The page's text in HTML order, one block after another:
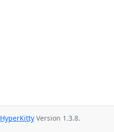
HyperKittyVersion 1.3.8.